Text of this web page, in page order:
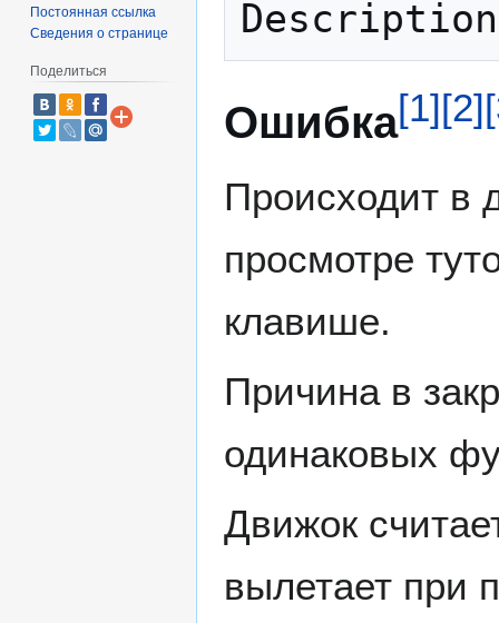
Ошибка[1][2][
Происходит в
просмотре
клавише.
Причина в
одинаковых
Движок
вылетает при
Постоянная ссылка
Сведения о странице
Поделиться